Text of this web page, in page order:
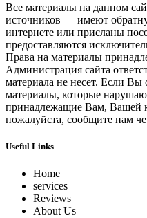
Все материалы на данном
источников — имеют
интернете или присланы
предоставляются
Права на материалы
Администрация сайта
материала не несет. Если
материалы, которые
принадлежащие Вам, Вашей
пожалуйста, сообщите нам
Useful Links
Home
services
Reviews
About Us